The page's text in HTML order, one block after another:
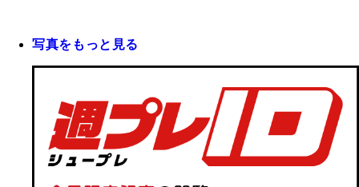
写真をもっと見る